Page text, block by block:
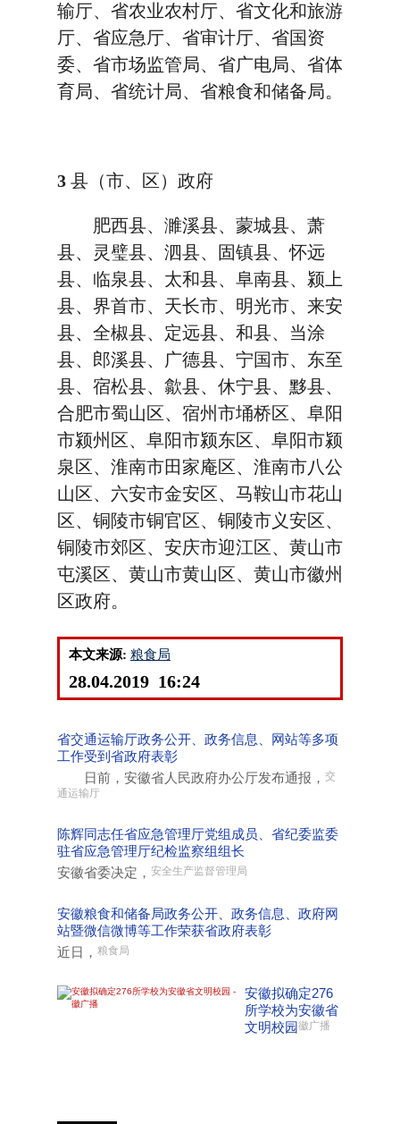
输厅、省农业农村厅、省文化和旅游
厅、省应急厅、省审计厅、省国资
委、省市场监管局、省广电局、省体
育局、省统计局、省粮食和储备局。
3 县（市、区）政府
肥西县、濉溪县、蒙城县、萧
县、灵璧县、泗县、固镇县、怀远
县、临泉县、太和县、阜南县、颍上
县、界首市、天长市、明光市、来安
县、全椒县、定远县、和县、当涂
县、郎溪县、广德县、宁国市、东至
县、宿松县、歙县、休宁县、黟县、
合肥市蜀山区、宿州市埇桥区、阜阳
市颍州区、阜阳市颍东区、阜阳市颍
泉区、淮南市田家庵区、淮南市八公
山区、六安市金安区、马鞍山市花山
区、铜陵市铜官区、铜陵市义安区、
铜陵市郊区、安庆市迎江区、黄山市
屯溪区、黄山市黄山区、黄山市徽州
区政府。
本文来源: 粮食局
28.04.2019 16:24
省交通运输厅政务公开、政务信息、网站等多项
工作受到省政府表彰
日前，安徽省人民政府办公厅发布通报， 交
通运输厅
陈辉同志任省应急管理厅党组成员、省纪委监委
驻省应急管理厅纪检监察组组长
安徽省委决定， 安全生产监督管理局
安徽粮食和储备局政务公开、政务信息、政府网
站暨微信微博等工作荣获省政府表彰
近日， 粮食局
安徽拟确定276
所学校为安徽省
文明校园徽广播